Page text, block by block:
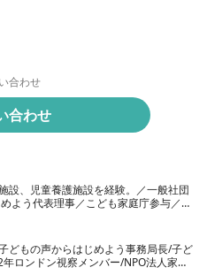
合わせ
合わせ
設、児童養護施設を経験。／一般社団
よう代表理事／こども家庭庁参与／千
どもの声からはじめよう事務局長/子ど
ロンドン視察メンバー/NPO法人家庭